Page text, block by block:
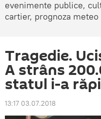
evenimente publice,
cartier, prognoza meteo
Tragedie.
A strâns
statul i-a
13:17 03.07.2018